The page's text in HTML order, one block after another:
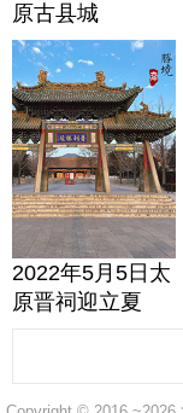
原古县城
2022年5月5日太
原晋祠迎立夏